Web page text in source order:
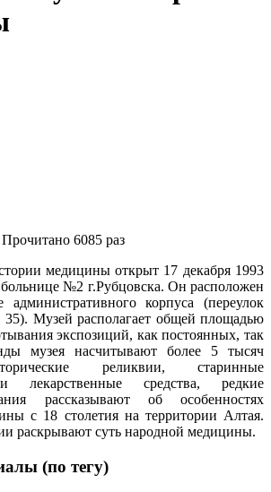
Прочитано 6085 раз
медицины открыт 17 декабря 1993
№2 г.Рубцовска. Он расположен
корпуса (переулок
Музей располагает общей площадью
экспозиций, как постоянных, так
музея насчитывают более 5 тысяч
реликвии, старинные
лекарственные средства, редкие
рассказывают об особенностях
с 18 столетия на территории Алтая.
раскрывают суть народной медицины.
(по тегу)